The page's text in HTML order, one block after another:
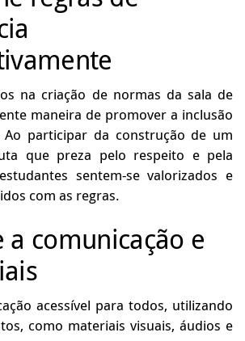
na criação de normas da sala de
maneira de promover a inclusão
Ao participar da construção de um
que preza pelo respeito e pela
sentem-se valorizados e
com as regras.
a comunicação e
acessível para todos, utilizando
como materiais visuais, áudios e